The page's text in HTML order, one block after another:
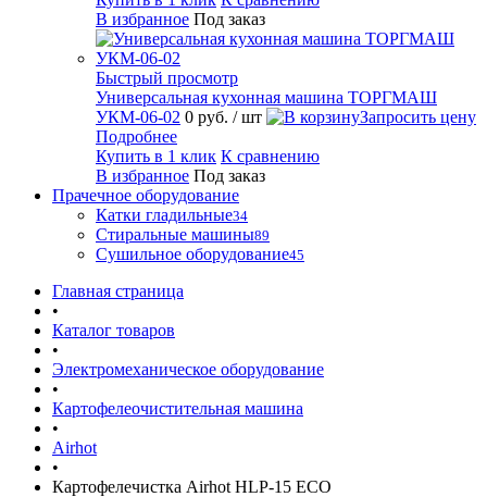
В избранное Под заказ
Быстрый просмотр
Универсальная кухонная машина ТОРГМАШ
УКМ-06-02 0 руб. / шт
Запросить цену
Подробнее
Купить в 1 клик К сравнению
В избранное Под заказ
Прачечное оборудование
Катки гладильные34
Стиральные машины89
Сушильное оборудование45
Главная страница
•
Каталог товаров
•
Электромеханическое оборудование
•
Картофелеочистительная машина
•
Airhot
•
Картофелечистка Airhot HLP-15 ECO